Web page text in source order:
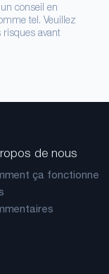
conseil en
tel. Veuillez
risques avant
de nous
ça fonctionne